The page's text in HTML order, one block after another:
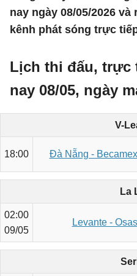
nay ngày 08/05/2026
kênh phát sóng trực
Lịch thi đấu, trực
nay 08/05, ngày
V-
18:00 Đà Nẵng -
La
02:00
09/05
Levante -